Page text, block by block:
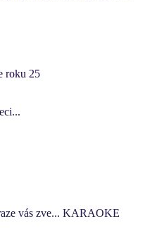
roku 25
vás zve... KARAOKE